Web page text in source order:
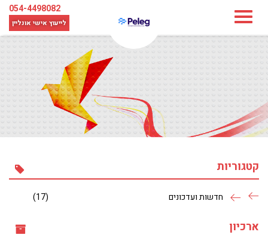
054-4498082
לייעוץ אישי אונליין
קטגוריות
חדשות ועדכונים (17)
ארכיון